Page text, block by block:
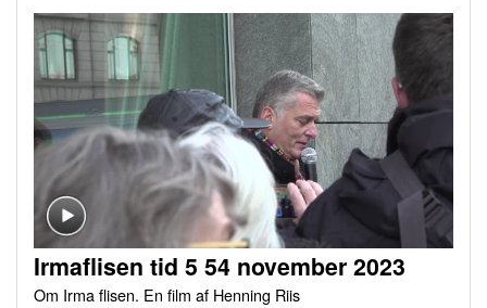
Irmaflisen tid 5 54 november 2023
Om Irma flisen. En film af Henning Riis